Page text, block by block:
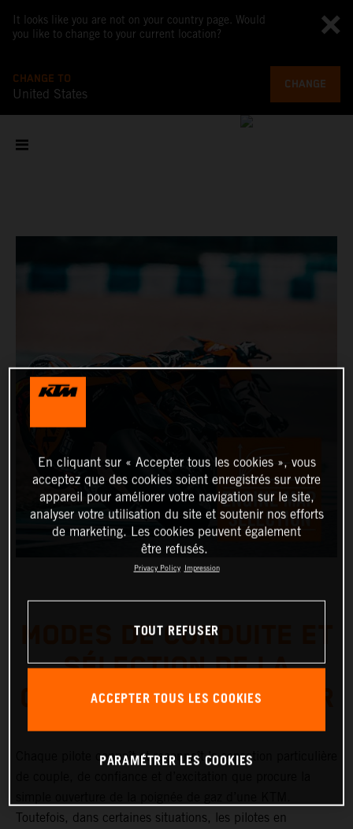
It looks like you are not on your country page. Would
you like to change to your current location?
CHANGE TO
United States
CHANGE
MODES DE CONDUITE ET
SÉLECTION DE LA
CARTOGRAPHIE MOTEUR
Chaque pilote connaît et reconnaît la sensation particulière
Toutefois, dans certaines situations, les pilotes en
En cliquant sur « Accepter tous les cookies », vous
acceptez que des cookies soient enregistrés sur votre
appareil pour améliorer votre navigation sur le site,
analyser votre utilisation du site et soutenir nos efforts
de marketing. Les cookies peuvent également
être refusés.
Privacy Policy Impression
TOUT REFUSER
ACCEPTER TOUS LES COOKIES
PARAMÉTRER LES COOKIES